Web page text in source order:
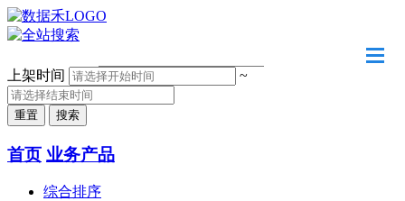
上架时间
~
首页 业务产品
综合排序